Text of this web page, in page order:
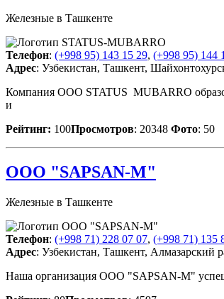
Железные в Ташкенте
Телефон: (+998 95) 143 15 29, (+998 95) 144
Адрес: Узбекистан, Ташкент,
Компания ООО STATUS MUBARRO
и
Рейтинг: 100Просмотров: 20348 Фото: 50
OOO "SAPSAN-M"
Железные в Ташкенте
Телефон: (+998 71) 228 07 07, (+998 71) 135
Адрес: Узбекистан, Ташкент,
Наша организация OOO "SAPSAN-M"